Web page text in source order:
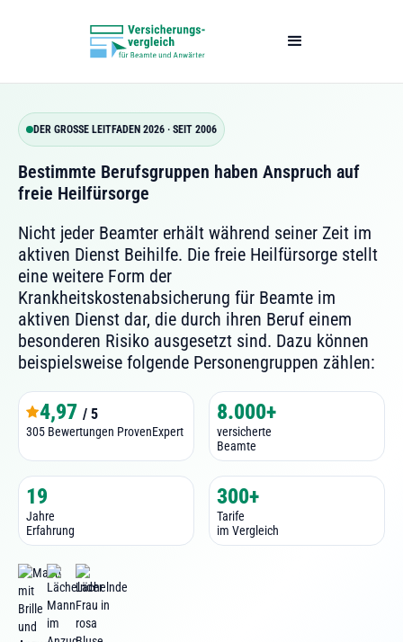
DER GROSSE LEITFADEN 2026 · SEIT 2006
Bestimmte Berufsgruppen haben Anspruch auf
freie Heilfürsorge
Nicht jeder Beamter erhält während seiner Zeit im
aktiven Dienst Beihilfe. Die freie Heilfürsorge stellt
eine weitere Form der
Krankheitskostenabsicherung für Beamte im
aktiven Dienst dar, die durch ihren Beruf einem
besonderen Risiko ausgesetzt sind. Dazu können
beispielsweise folgende Personengruppen zählen:
4,97 / 5
305 Bewertungen ProvenExpert
8.000+
versicherte
Beamte
19
Jahre
Erfahrung
300+
Tarife
im Vergleich